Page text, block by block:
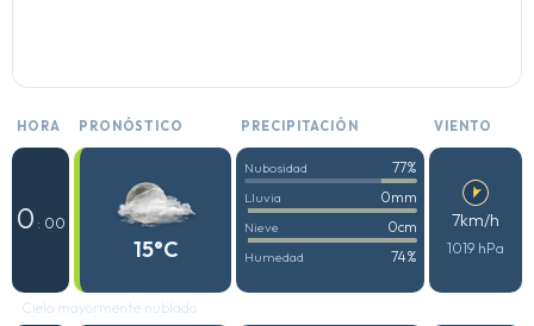
HORA PRONÓSTICO PRECIPITACIÓN VIENTO
0 : 00
15°C
Nubosidad 77%
Lluvia 0mm
Nieve 0cm
Humedad 74%
7km/h
1019 hPa
Cielo mayormente nublado